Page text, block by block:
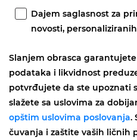
Dajem saglasnost za
novosti,
Slanjem obrasca
podataka i likvidnost
potvrđujete da ste upoznati
slažete sa uslovima za
opštim uslovima poslovanja.
čuvanja i zaštite vaših ličnih